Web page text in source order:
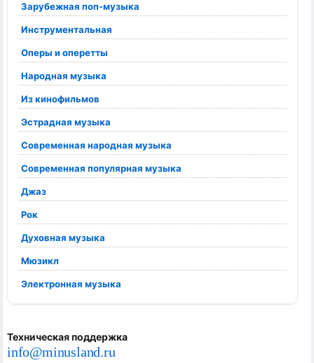
Зарубежная поп-музыка
Инструментальная
Оперы и оперетты
Народная музыка
Из кинофильмов
Эстрадная музыка
Современная народная музыка
Современная популярная музыка
Джаз
Рок
Духовная музыка
Мюзикл
Электронная музыка
Техническая поддержка
info@minusland.ru